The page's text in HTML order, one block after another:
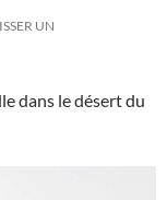
UN
dans le désert du